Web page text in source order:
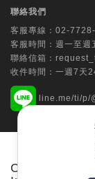
聯絡我們
客服專線： 02-
客服時間：週一至
聯絡信箱：
收件時間：一週7天
line.me/ti/p/
服
Copyright ©